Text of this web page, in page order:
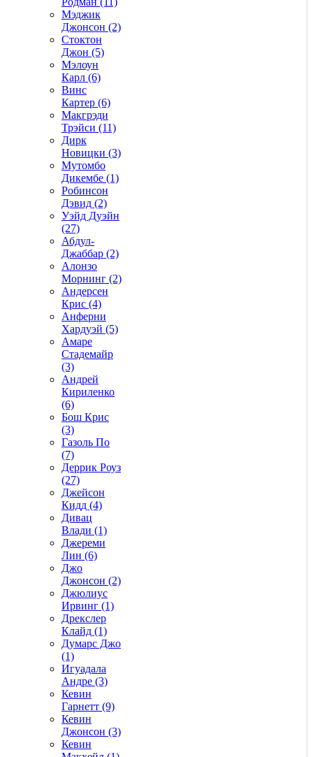
Мэджик
Джонсон (2)
Стоктон
Джон (5)
Мэлоун
Карл (6)
Винс
Картер (6)
Макгрэди
Трэйси (11)
Дирк
Новицки (3)
Мутомбо
Дикембе (1)
Робинсон
Дэвид (2)
Уэйд Дуэйн
(27)
Абдул-
Джаббар (2)
Алонзо
Морнинг (2)
Андерсен
Крис (4)
Анферни
Xардуэй (5)
Амаре
Стадемайр
(3)
Андрей
Кириленко
(6)
Бош Крис
(3)
Газоль По
(7)
Деррик Роуз
(27)
Джейсон
Кидд (4)
Дивац
Влади (1)
Джереми
Лин (6)
Джо
Джонсон (2)
Джюлиус
Ирвинг (1)
Дрекслер
Клайд (1)
Думарс Джо
(1)
Игуадала
Андре (3)
Кевин
Гарнетт (9)
Кевин
Джонсон (3)
Кевин